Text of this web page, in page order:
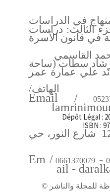
في الدراسات
الثالث: دراسات
في قانون الأسرة
القاسمي
سطات (ساحة
علي عمارة عمر
/
Email
Dépôt Légal :
ISBN :
شارع النور، حي
-
0661370079
/
Em
ail -
والناشر ©